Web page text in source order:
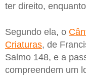
ter direito,
Segundo ela, o
Criaturas, de
Salmo 148, e a
compreendem um